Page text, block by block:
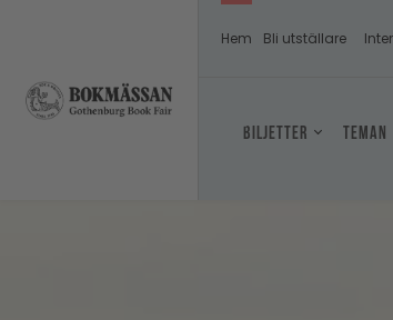
Hem Bli utställare
Biljetter Teman